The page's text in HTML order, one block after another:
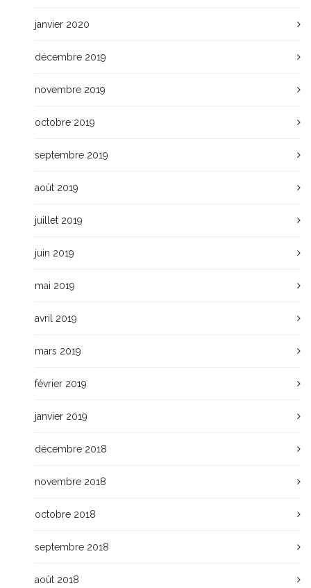
janvier 2020
décembre 2019
novembre 2019
octobre 2019
septembre 2019
août 2019
juillet 2019
juin 2019
mai 2019
avril 2019
mars 2019
février 2019
janvier 2019
décembre 2018
novembre 2018
octobre 2018
septembre 2018
août 2018